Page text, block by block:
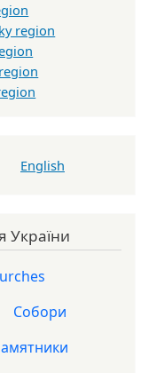
region
English
України
Собори